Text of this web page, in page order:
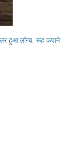
हुआ लॉन्च, रूह कपाने